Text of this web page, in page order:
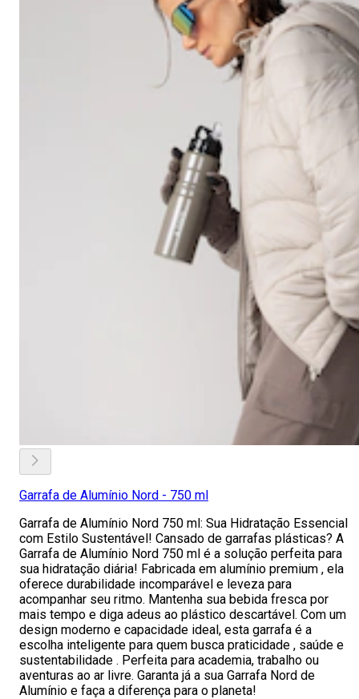
Garrafa de Alumínio Nord - 750 ml
Garrafa de Alumínio Nord 750 ml: Sua Hidratação Essencial
com Estilo Sustentável! Cansado de garrafas plásticas? A
Garrafa de Alumínio Nord 750 ml é a solução perfeita para
sua hidratação diária! Fabricada em alumínio premium , ela
oferece durabilidade incomparável e leveza para
acompanhar seu ritmo. Mantenha sua bebida fresca por
mais tempo e diga adeus ao plástico descartável. Com um
design moderno e capacidade ideal, esta garrafa é a
escolha inteligente para quem busca praticidade , saúde e
sustentabilidade . Perfeita para academia, trabalho ou
aventuras ao ar livre. Garanta já a sua Garrafa Nord de
Alumínio e faça a diferença para o planeta!